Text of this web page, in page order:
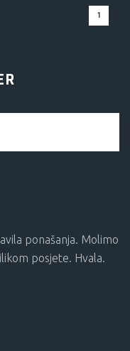
1
ponašanja. Molimo
posjete. Hvala.